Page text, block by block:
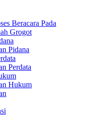
Beracara Pada
Grogot
Pidana
Perdata
Hukum